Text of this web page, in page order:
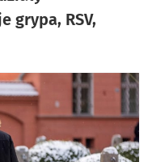
grypa, RSV,